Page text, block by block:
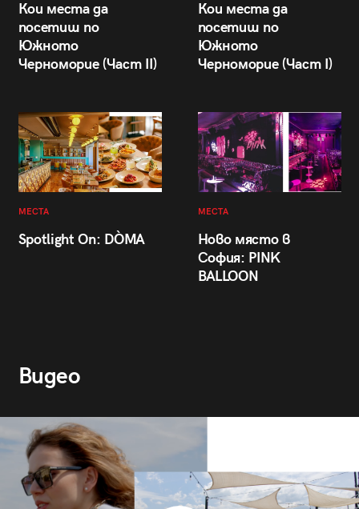
Кои места да
посетиш по
Южното
Черноморие (Част II)
Кои места да
посетиш по
Южното
Черноморие (Част I)
МЕСТА
Spotlight On: DÒMA
МЕСТА
Ново място в
София: PINK
BALLOON
Видео